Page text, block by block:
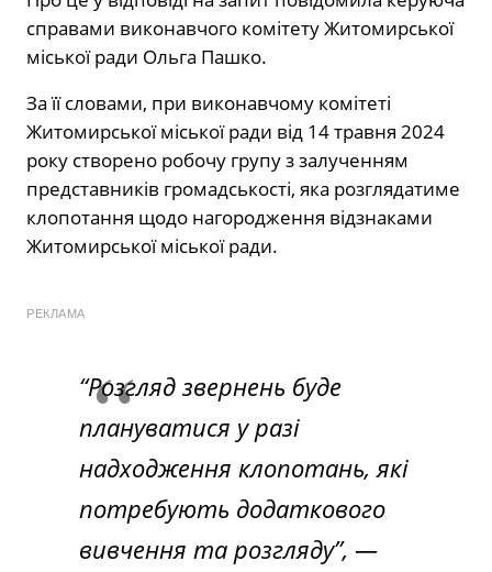
справами виконавчого комітету Житомирської
міської ради Ольга Пашко.
За її словами, при виконавчому комітеті
Житомирської міської ради від 14 травня 2024
року створено робочу групу з залученням
представників громадськості, яка розглядатиме
клопотання щодо нагородження відзнаками
Житомирської міської ради.
РЕКЛАМА
“Розгляд звернень буде
плануватися у разі
надходження клопотань, які
потребують додаткового
вивчення та розгляду”, —